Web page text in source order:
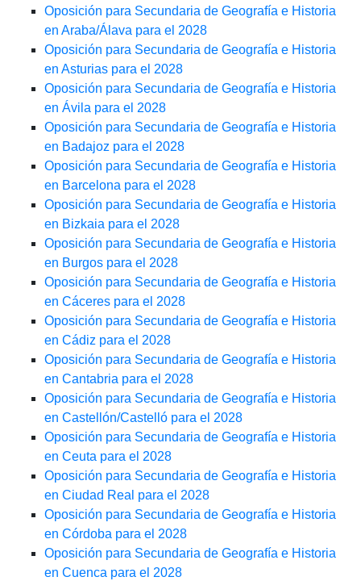
Oposición para Secundaria de Geografía e Historia
en Araba/Álava para el 2028
Oposición para Secundaria de Geografía e Historia
en Asturias para el 2028
Oposición para Secundaria de Geografía e Historia
en Ávila para el 2028
Oposición para Secundaria de Geografía e Historia
en Badajoz para el 2028
Oposición para Secundaria de Geografía e Historia
en Barcelona para el 2028
Oposición para Secundaria de Geografía e Historia
en Bizkaia para el 2028
Oposición para Secundaria de Geografía e Historia
en Burgos para el 2028
Oposición para Secundaria de Geografía e Historia
en Cáceres para el 2028
Oposición para Secundaria de Geografía e Historia
en Cádiz para el 2028
Oposición para Secundaria de Geografía e Historia
en Cantabria para el 2028
Oposición para Secundaria de Geografía e Historia
en Castellón/Castelló para el 2028
Oposición para Secundaria de Geografía e Historia
en Ceuta para el 2028
Oposición para Secundaria de Geografía e Historia
en Ciudad Real para el 2028
Oposición para Secundaria de Geografía e Historia
en Córdoba para el 2028
Oposición para Secundaria de Geografía e Historia
en Cuenca para el 2028